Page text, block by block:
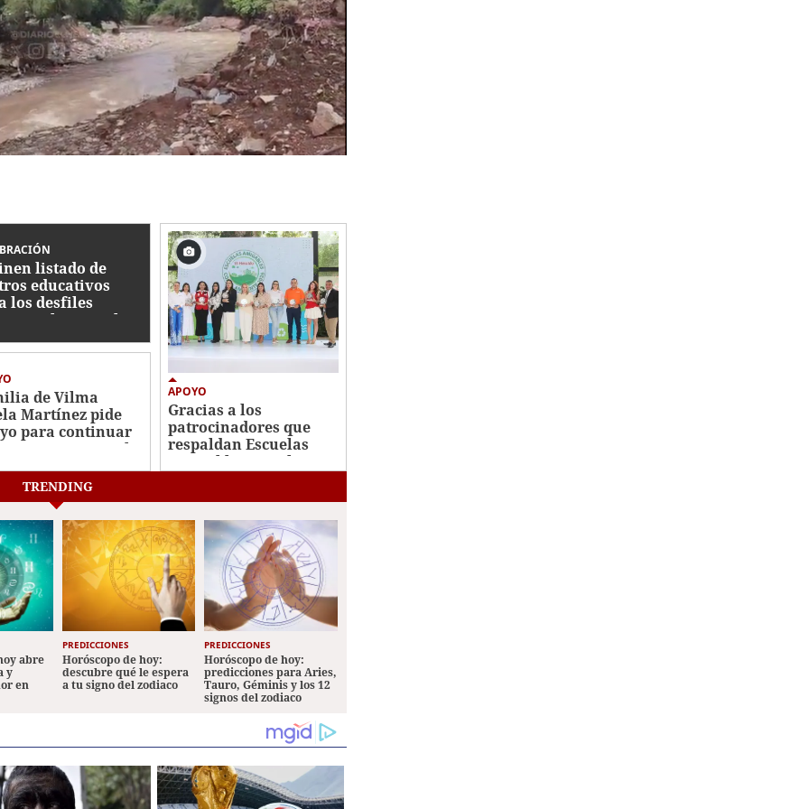
listado de
educativos
los desfiles
en la capital
de Vilma
Martínez pide
para continuar
contra el
APOYO
Gracias a los
patrocinadores que
respaldan Escuelas
Amigables con el
TRENDING
abre
y
en
PREDICCIONES
Horóscopo de hoy:
descubre qué le espera
a tu signo del zodiaco
PREDICCIONES
Horóscopo de hoy:
predicciones para Aries,
Tauro, Géminis y los 12
signos del zodiaco